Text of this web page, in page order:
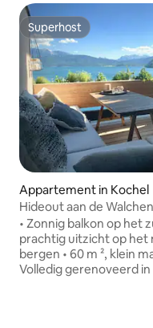
Superhost
Superhost
Appartement in Kochel
Hideout aan de
fantastisch uitzicht op
• Zonnig balkon op het
prachtig uitzicht op het
bergen • 60 m ², klein
Volledig gerenoveerd in